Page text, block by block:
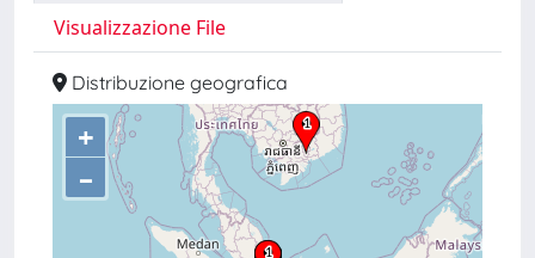
Visualizzazione File
Distribuzione geografica
+
–